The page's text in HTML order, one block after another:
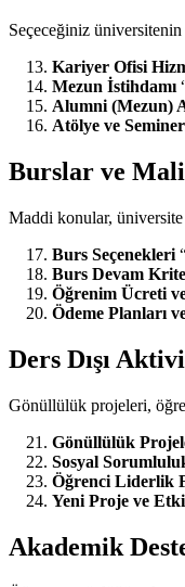
Seçeceğiniz üniversitenin
Kariyer Ofisi
Mezun İstihdamı
Alumni (Mezun)
Atölye ve
Burslar ve
Maddi konular,
Burs Seçenekleri
Burs Devam
Öğrenim Ücreti
Ödeme Planları
Ders Dışı
Gönüllülük projeleri,
Gönüllülük
Sosyal
Öğrenci Liderlik
Yeni Proje ve
Akademik